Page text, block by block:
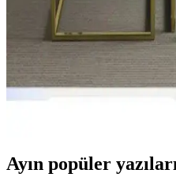
sağlığınızı koruyun ve tarzınızı
Ev Dekorasyonunda
Birlikte Yansıtan Home
Ev dekorasyonunda aksesuarlar,
getirerek mekanlara karakter
Ayın popüler